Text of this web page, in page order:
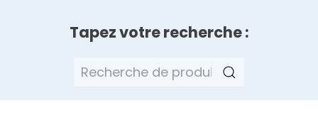
Tapez votre recherche :
Recherche